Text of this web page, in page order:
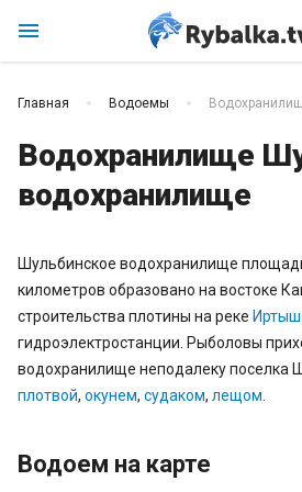
menu
Главная Водоемы
Водохранилище
водохранилище
Шульбинское водохранилище
километров образовано на востоке
строительства плотины на реке Иртыш
гидроэлектростанции. Рыболовы
водохранилище неподалеку поселка
плотвой, окунем, судаком, лещом
Водоем на карте